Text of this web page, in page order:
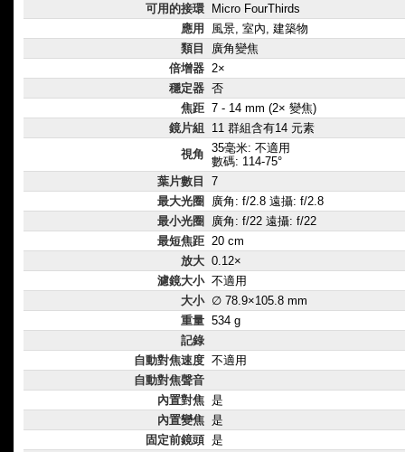
可用的接環
Micro FourThirds
應用
風景, 室內, 建築物
類目
廣角變焦
倍增器 2×
穩定器 否
焦距 7 - 14 mm (2× 變焦)
鏡片組
11 群組含有14 元素
視角 35毫米: 不適用
數碼: 114-75°
葉片數目
7
最大光圈
廣角: f/2.8 遠攝: f/2.8
最小光圈
廣角: f/22 遠攝: f/22
最短焦距 20 cm
放大 0.12×
濾鏡大小 不適用
大小 ∅ 78.9×105.8 mm
重量 534 g
記錄
自動對焦速度 不適用
自動對焦聲音
內置對焦 是
內置變焦 是
固定前鏡頭 是